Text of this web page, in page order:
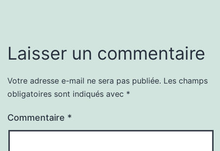
Laisser un commentaire
Votre adresse e-mail ne sera pas publiée. Les champs
obligatoires sont indiqués avec *
Commentaire *